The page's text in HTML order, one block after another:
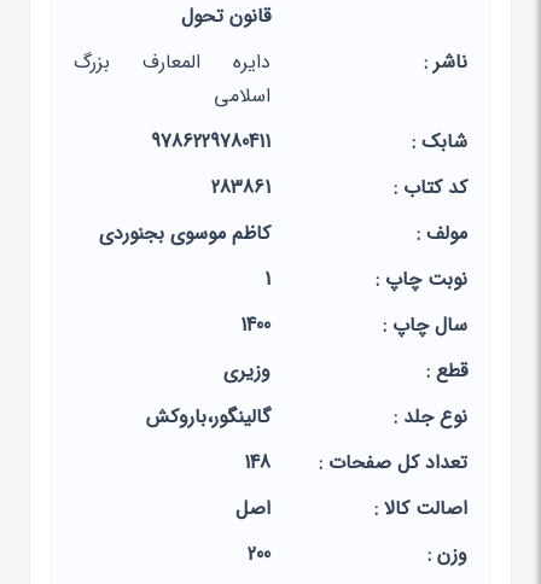
قانون تحول
ناشر :
دایره المعارف بزرگ
اسلامی
شابک :
9786229780411
کد کتاب :
283861
مولف :
کاظم موسوی بجنوردی
نوبت چاپ :
1
سال چاپ :
1400
قطع :
وزیری
نوع جلد :
گالینگور،باروکش
تعداد کل صفحات :
148
اصالت کالا :
اصل
وزن :
200